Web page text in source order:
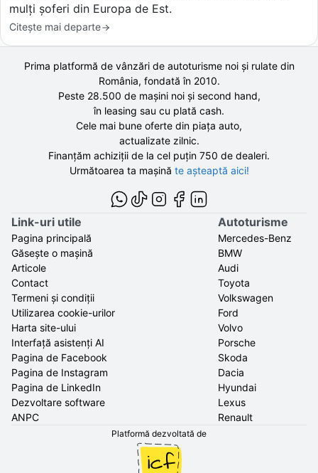
mulți șoferi din Europa de Est.
Citește mai departe
Prima platformă de vânzări de autoturisme noi și rulate din
România, fondată în 2010.
Peste 28.500 demașini noi și second hand,
în leasing sau cu plată cash.
Cele mai bune oferte din piața auto,
actualizate zilnic.
Finanțăm achiziții de la cel puțin 750 de dealeri.
Următoarea ta mașină te așteaptă aici!
Link-uri utile
Pagina principală
Găsește o mașină
Articole
Contact
Termeni și condiții
Utilizarea cookie-urilor
Harta site-ului
Interfață asistenți AI
Pagina de Facebook
Pagina de Instagram
Pagina de LinkedIn
Dezvoltare software
ANPC
Autoturisme
Mercedes-Benz
BMW
Audi
Toyota
Volkswagen
Ford
Volvo
Porsche
Skoda
Dacia
Hyundai
Lexus
Renault
Platformă dezvoltată de